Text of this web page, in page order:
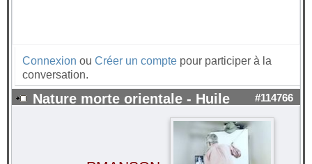
Connexion ou Créer un compte pour participer à la
conversation.
Nature morte orientale - Huile #114766